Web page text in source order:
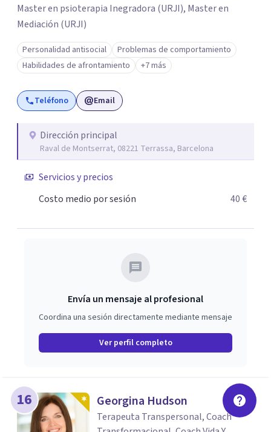
Master en psioterapia Inegradora (URJI), Master en
Mediación (URJI)
Personalidad antisocial
Problemas de comportamiento
Habilidades de afrontamiento
+7 más
Teléfono Email
Dirección principal
Raval de Montserrat, 08221 Terrassa, Barcelona
Servicios y precios
Costo medio por sesión
40 €
Envía un mensaje al profesional
Coordina una sesión directamente mediante mensaje
Ver perfil completo
16 Georgina Hudson
Terapeuta Transpersonal, Coach